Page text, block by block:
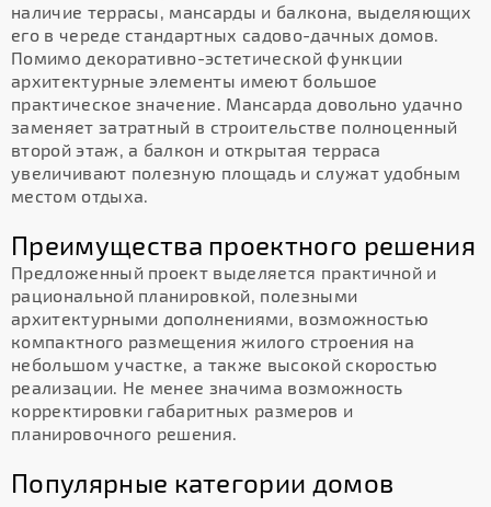
наличие террасы, мансарды и балкона, выделяющих
его в череде стандартных садово-дачных домов.
Помимо декоративно-эстетической функции
архитектурные элементы имеют большое
практическое значение. Мансарда довольно удачно
заменяет затратный в строительстве полноценный
второй этаж, а балкон и открытая терраса
увеличивают полезную площадь и служат удобным
местом отдыха.
Преимущества проектного решения
Предложенный проект выделяется практичной и
рациональной планировкой, полезными
архитектурными дополнениями, возможностью
компактного размещения жилого строения на
небольшом участке, а также высокой скоростью
реализации. Не менее значима возможность
корректировки габаритных размеров и
планировочного решения.
Популярные категории домов